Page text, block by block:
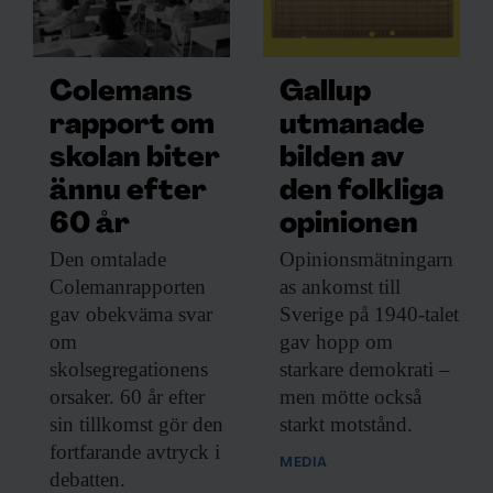
områden som bosatte sig i Skandinavien
vet inte forskarna. Genflödet från öst tycks
vara kvinnodominerat, men någon övervikt
för endera könet har inte hittats i genflödet
från väst.
Forskarna jämförde dna från 297 individer,
från vår tideräknings början till 1600-talet,
samt dna från över 16 000 nutida nordbor,
med andra européers dna. Andelar av de
olika inslagen i dagens arvsmassa har inte
beräknats, men Anders Götherström
uppskattar att bara ungefär hälften av det
förväntade inslaget finns kvar.
Märkligt nog är inslaget av östliga gener i
Colemans
rapport om
skolan biter
ännu efter
60 år
Den omtalade
Colemanrapporten
gav obekväma svar
om
skolsegregationens
orsaker. 60 år efter
sin tillkomst gör den
fortfarande avtryck i
debatten.
Gallup
utmanade
bilden av
den folkliga
opinionen
Opinionsmätningarn
as ankomst till
Sverige på 1940-talet
gav hopp om
starkare demokrati –
men mötte också
starkt motstånd.
MEDIA